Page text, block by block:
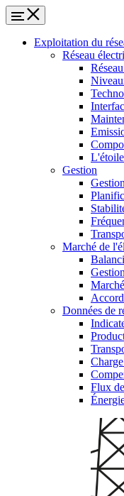
Exploitation du
Réseau
Gestion
Marché de
Données de
Flux